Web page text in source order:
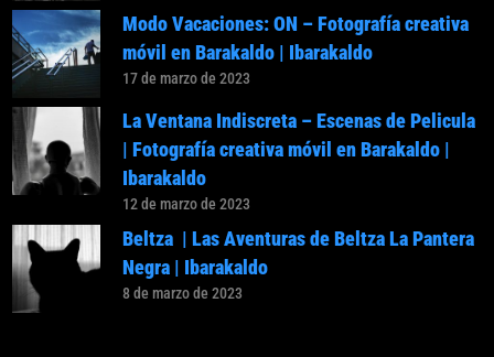
Modo Vacaciones: ON – Fotografía creativa
móvil en Barakaldo | Ibarakaldo
17 de marzo de 2023
La Ventana Indiscreta – Escenas de Pelicula
| Fotografía creativa móvil en Barakaldo |
Ibarakaldo
12 de marzo de 2023
Beltza | Las Aventuras de Beltza La Pantera
Negra | Ibarakaldo
8 de marzo de 2023